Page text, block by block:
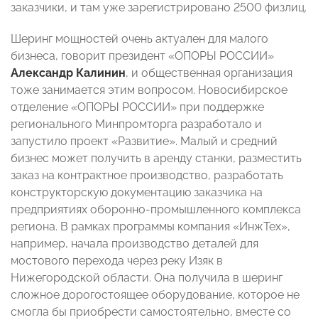
заказчики, и там уже зарегистрировано 2500 физлиц.
Шеринг мощностей очень актуален для малого
бизнеса, говорит президент «ОПОРЫ РОССИИ»
Александр Калинин, и общественная организация
тоже занимается этим вопросом. Новосибирское
отделение «ОПОРЫ РОССИИ» при поддержке
регионального Минпромторга разработало и
запустило проект «Развитие». Малый и средний
бизнес может получить в аренду станки, разместить
заказ на контрактное производство, разработать
конструкторскую документацию заказчика на
предприятиях оборонно-промышленного комплекса
региона. В рамках программы компания «ИнжТех»,
например, начала производство деталей для
мостового перехода через реку Изяк в
Нижегородской области. Она получила в шеринг
сложное дорогостоящее оборудование, которое не
смогла бы приобрести самостоятельно, вместе со